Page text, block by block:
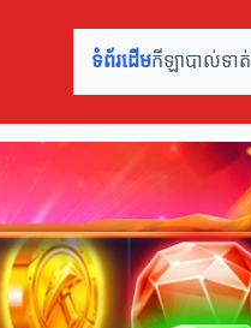
ទំព័រដើមកីឡាបាល់ទាត់